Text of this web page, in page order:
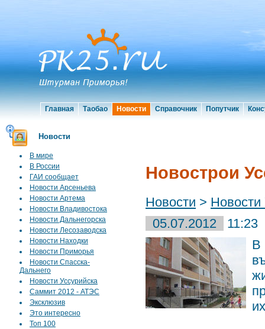
Главная Таобао Новости Справочник Попутчик
Новости
В мире
В России
ГАИ сообщает
Новости Арсеньева
Новости Артема
Новости Владивостока
Новости Дальнегорска
Новости Лесозаводска
Новости Находки
Новости Приморья
Новости Спасска-
Дальнего
Новости Уссурийска
Саммит 2012 - АТЭС
Эксклюзив
Это интересно
Топ 100
Новострои
Новости > Новости
05.07.2012
11:23
В